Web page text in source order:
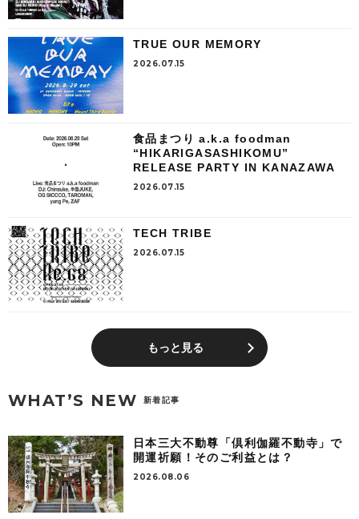
TRUE OUR MEMORY
2026.07.15
食品まつり a.k.a foodman
“HIKARIGASASHIKOMU”
RELEASE PARTY IN KANAZAWA
2026.07.15
TECH TRIBE
2026.07.15
もっと見る
WHAT’S NEW 新着記事
日本三大不動尊「倶利伽羅不動寺」で
開運祈願！そのご利益とは？
2026.08.06